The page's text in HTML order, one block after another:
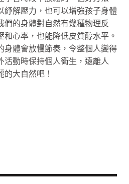
紓解壓力，也可以增強孩子身體
們的身體對自然有幾種物理反
和心率，也能降低皮質醇水平。
身體會放慢節奏，令整個人變得
活動時保持個人衛生，遠離人
大自然吧！